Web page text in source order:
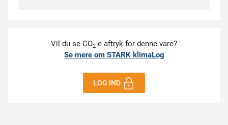
Vil du se CO2-e aftryk for denne vare?
Se mere om STARK klimaLog
LOG IND